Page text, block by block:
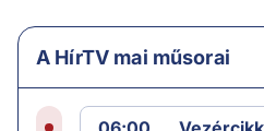
A HírTV mai műsorai